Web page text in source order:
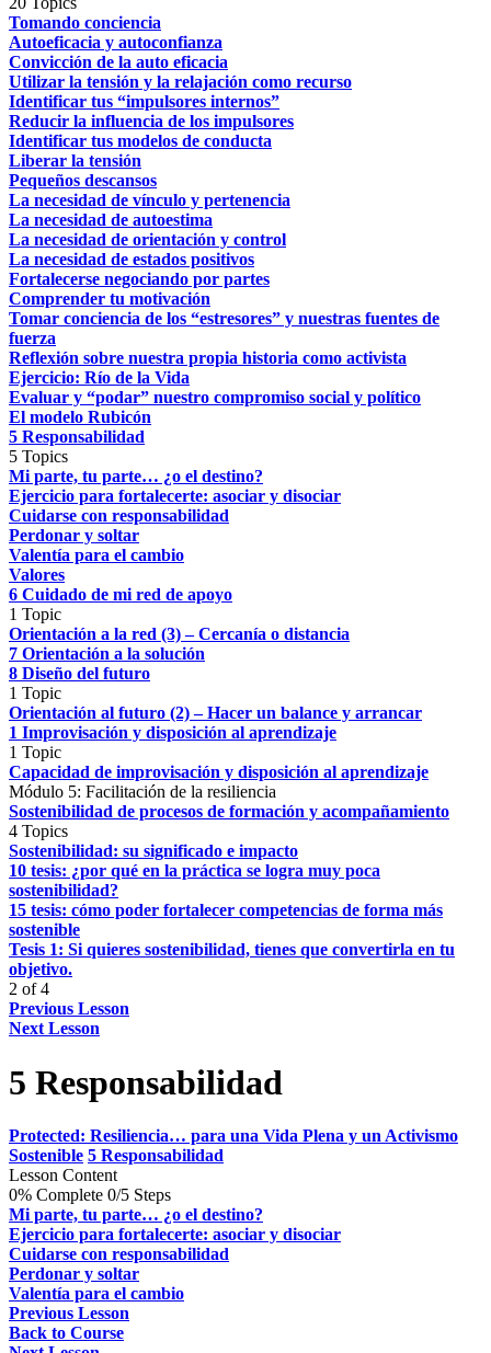
Tomando conciencia
Autoeficacia y autoconfianza
Convicción de la auto eficacia
Utilizar la tensión y la relajación como recurso
Identificar tus “impulsores internos”
Reducir la influencia de los impulsores
Identificar tus modelos de conducta
Liberar la tensión
Pequeños descansos
La necesidad de vínculo y pertenencia
La necesidad de autoestima
La necesidad de orientación y control
La necesidad de estados positivos
Fortalecerse negociando por partes
Comprender tu motivación
Tomar conciencia de los “estresores” y nuestras fuentes de
fuerza
Reflexión sobre nuestra propia historia como activista
Ejercicio: Río de la Vida
Evaluar y “podar” nuestro compromiso social y político
El modelo Rubicón
5 Responsabilidad
5 Topics
Mi parte, tu parte… ¿o el destino?
Ejercicio para fortalecerte: asociar y disociar
Cuidarse con responsabilidad
Perdonar y soltar
Valentía para el cambio
Valores
6 Cuidado de mi red de apoyo
1 Topic
Orientación a la red (3) – Cercanía o distancia
7 Orientación a la solución
8 Diseño del futuro
1 Topic
Orientación al futuro (2) – Hacer un balance y arrancar
1 Improvisación y disposición al aprendizaje
1 Topic
Capacidad de improvisación y disposición al aprendizaje
Módulo 5: Facilitación de la resiliencia
Sostenibilidad de procesos de formación y acompañamiento
4 Topics
Sostenibilidad: su significado e impacto
10 tesis: ¿por qué en la práctica se logra muy poca
sostenibilidad?
15 tesis: cómo poder fortalecer competencias de forma más
sostenible
Tesis 1: Si quieres sostenibilidad, tienes que convertirla en tu
objetivo.
2 of 4
Previous Lesson
Next Lesson
5 Responsabilidad
Protected: Resiliencia… para una Vida Plena y un Activismo
Sostenible 5 Responsabilidad
Lesson Content
0% Complete 0/5 Steps
Mi parte, tu parte… ¿o el destino?
Ejercicio para fortalecerte: asociar y disociar
Cuidarse con responsabilidad
Perdonar y soltar
Valentía para el cambio
Previous Lesson
Back to Course